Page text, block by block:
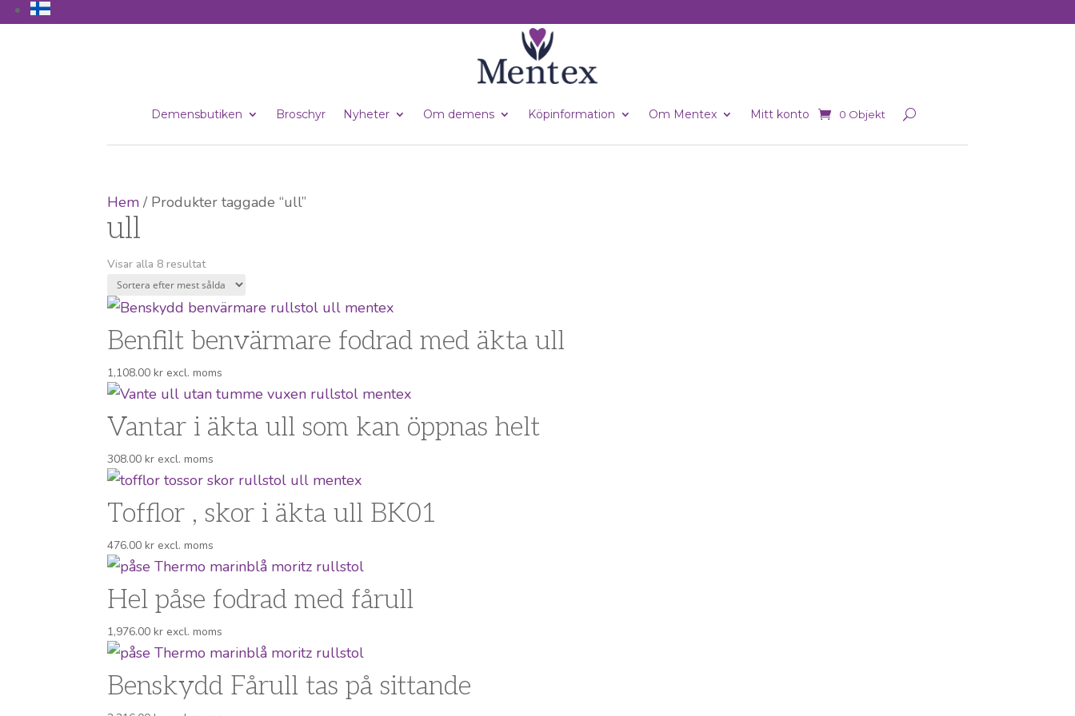
Demensbutiken Broschyr Nyheter Om demens Köpinformation Om Mentex Mitt konto 0 Objekt
Hem / Produkter taggade “ull”
ull
Visar alla 8 resultatSortera
efter
popularitet
Benfilt benvärmare fodrad med äkta ull
1,108.00kr excl. moms
Vantar i äkta ull som kan öppnas helt
308.00kr excl. moms
Tofflor , skor i äkta ull BK01
476.00kr excl. moms
Hel påse fodrad med fårull
1,976.00kr excl. moms
Benskydd Fårull tas på sittande